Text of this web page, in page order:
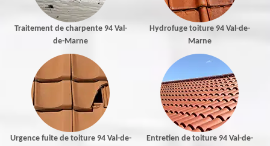
Traitement de charpente 94 Val-
de-Marne
Hydrofuge toiture 94 Val-de-
Marne
Urgence fuite de toiture 94 Val-de-
Entretien de toiture 94 Val-de-